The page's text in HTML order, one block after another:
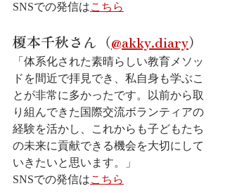
SNSでの発信はこちら
榎本千秋さん（@akky.diary）
「体系化された素晴らしい教育メソッ
ドを間近で拝見でき、私自身も学ぶこ
とが非常に多かったです。以前から取
り組んできた国際交流ボランティアの
経験を活かし、これからも子どもたち
の未来に貢献できる機会を大切にして
いきたいと思います。」
SNSでの発信はこちら